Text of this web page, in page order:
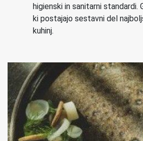
higienski in sanitarni standardi.
ki postajajo sestavni del
kuhinj.